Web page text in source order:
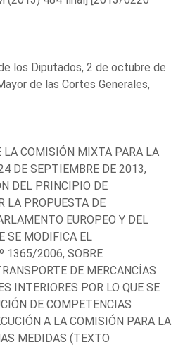
los Diputados, 2 de octubre de
de las Cortes Generales,
COMISIÓN MIXTA PARA LA
DE SEPTIEMBRE DE 2013,
DEL PRINCIPIO DE
LA PROPUESTA DE
EUROPEO Y DEL
SE MODIFICA EL
1365/2006, SOBRE
DE MERCANCÍAS
INTERIORES POR LO QUE SE
DE COMPETENCIAS
A LA COMISIÓN PARA LA
MEDIDAS (TEXTO